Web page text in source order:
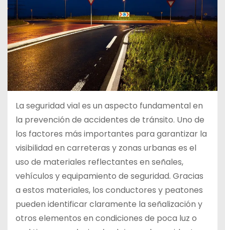
La seguridad vial es un aspecto fundamental en
la prevención de accidentes de tránsito. Uno de
los factores más importantes para garantizar la
visibilidad en carreteras y zonas urbanas es el
uso de materiales reflectantes en señales,
vehículos y equipamiento de seguridad. Gracias
a estos materiales, los conductores y peatones
pueden identificar claramente la señalización y
otros elementos en condiciones de poca luz o